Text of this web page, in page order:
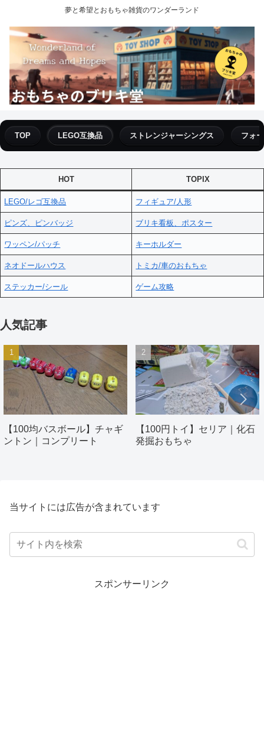
夢と希望とおもちゃ雑貨のワンダーランド
TOP LEGO互換品 ストレンジャーシングス フォ
HOT TOPIX
LEGO/レゴ互換品 フィギュア/人形
ピンズ、ピンバッジ ブリキ看板、ポスター
ワッペン/パッチ キーホルダー
ネオドールハウス トミカ/車のおもちゃ
ステッカー/シール ゲーム攻略
人気記事
【100均バスボール】チャギ
ントン｜コンプリート
【100円トイ】セリア｜化石
発掘おもちゃ
当サイトには広告が含まれています
スポンサーリンク